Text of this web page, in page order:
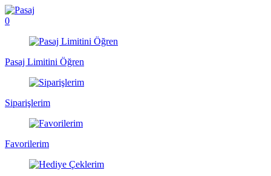
0
Pasaj Limitini Öğren
Siparişlerim
Favorilerim